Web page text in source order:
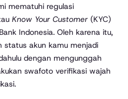
mematuhi regulasi
Know Your Customer (KYC)
Indonesia. Oleh karena itu,
status akun kamu menjadi
dengan mengunggah
swafoto verifikasi wajah